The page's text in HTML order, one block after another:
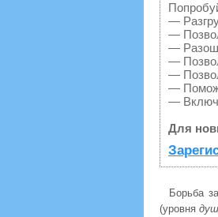
—
—
—
—
—
—
—
Для
Борьба
(уровня